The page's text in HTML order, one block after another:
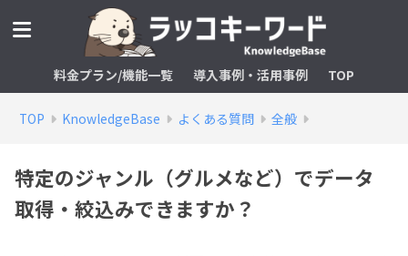
料金プラン/機能一覧 導入事例・活用事例 TOP
TOP KnowledgeBase よくある質問 全般
特定のジャンル（グルメなど）でデータ
取得・絞込みできますか？